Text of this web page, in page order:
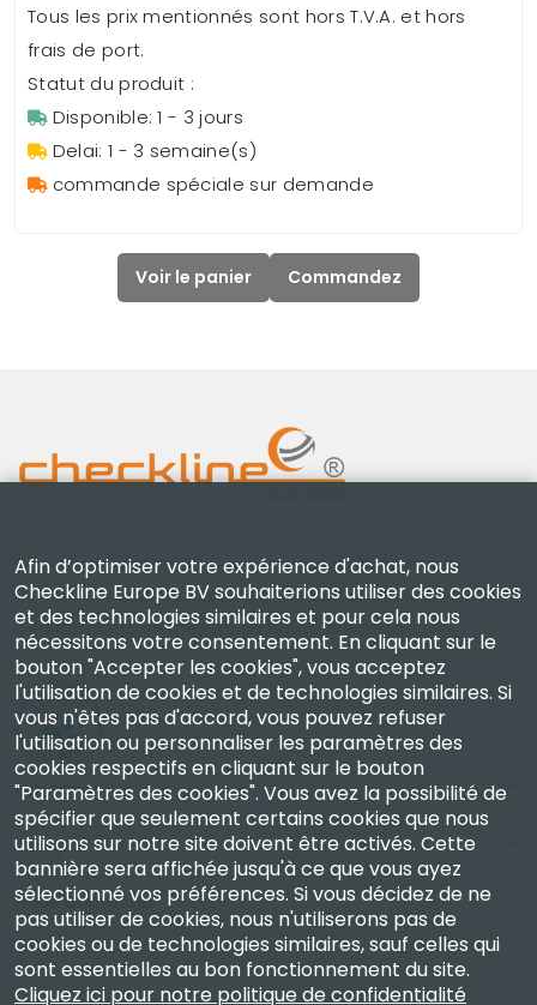
Tous les prix mentionnés sont hors T.V.A. et hors
frais de port.
Statut du produit :
Disponible: 1 - 3 jours
Delai: 1 - 3 semaine(s)
commande spéciale sur demande
Voir le panier Commandez
Checkline Europe B.V. — spécialistes de la fourniture,
de l'étalonnage, de la certification et de la réparation
d'instruments de mesure de haute précision.
Entreprise
Compte
Nous Contacter
Afin d’optimiser votre expérience d'achat, nous
Checkline Europe BV souhaiterions utiliser des cookies
et des technologies similaires et pour cela nous
nécessitons votre consentement. En cliquant sur le
bouton "Accepter les cookies", vous acceptez
l'utilisation de cookies et de technologies similaires. Si
vous n'êtes pas d'accord, vous pouvez refuser
l'utilisation ou personnaliser les paramètres des
cookies respectifs en cliquant sur le bouton
"Paramètres des cookies". Vous avez la possibilité de
spécifier que seulement certains cookies que nous
utilisons sur notre site doivent être activés. Cette
bannière sera affichée jusqu'à ce que vous ayez
sélectionné vos préférences. Si vous décidez de ne
pas utiliser de cookies, nous n'utiliserons pas de
cookies ou de technologies similaires, sauf celles qui
sont essentielles au bon fonctionnement du site.
Cliquez ici pour notre politique de confidentialité